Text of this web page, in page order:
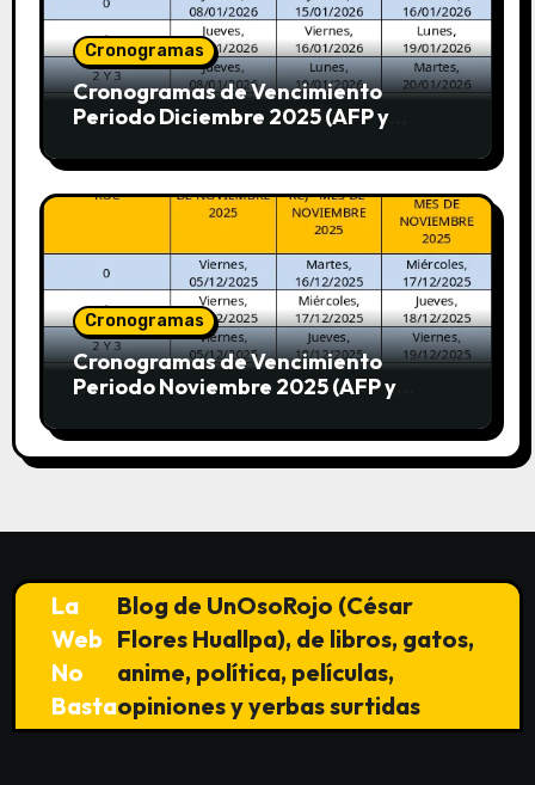
Cronogramas
Cronogramas de Vencimiento
Periodo Diciembre 2025 (AFP y
Cronogramas
Cronogramas de Vencimiento
Periodo Noviembre 2025 (AFP y
La
Web
No
Basta
Blog de UnOsoRojo (César
Flores Huallpa), de libros, gatos,
anime, política, películas,
opiniones y yerbas surtidas